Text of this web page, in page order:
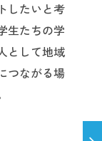
したいと考
生たちの学
として地域
つながる場